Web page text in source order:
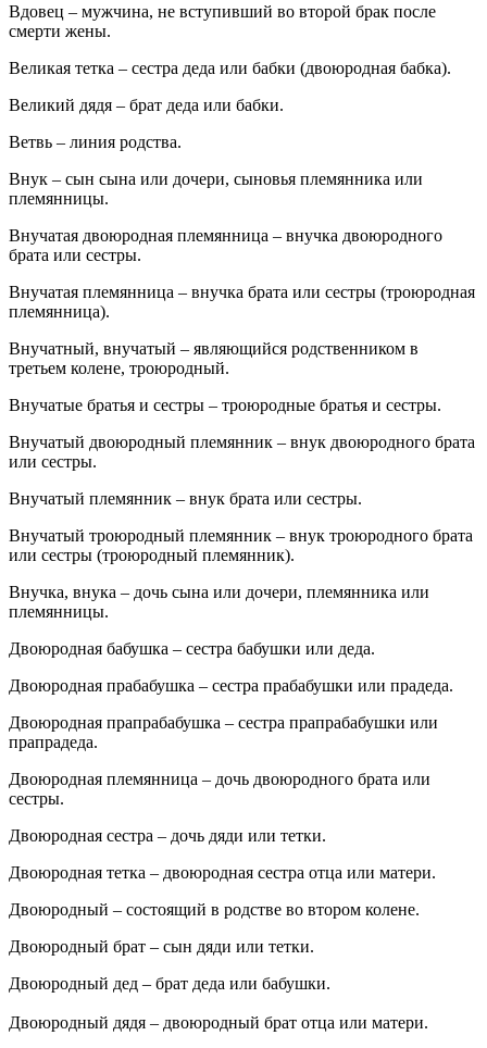
Вдовец – мужчина, не вступивший во второй брак после
смерти жены.
Великая тетка – сестра деда или бабки (двоюродная бабка).
Великий дядя – брат деда или бабки.
Ветвь – линия родства.
Внук – сын сына или дочери, сыновья племянника или
племянницы.
Внучатая двоюродная племянница – внучка двоюродного
брата или сестры.
Внучатая племянница – внучка брата или сестры (троюродная
племянница).
Внучатный, внучатый – являющийся родственником в
третьем колене, троюродный.
Внучатые братья и сестры – троюродные братья и сестры.
Внучатый двоюродный племянник – внук двоюродного брата
или сестры.
Внучатый племянник – внук брата или сестры.
Внучатый троюродный племянник – внук троюродного брата
или сестры (троюродный племянник).
Внучка, внука – дочь сына или дочери, племянника или
племянницы.
Двоюродная бабушка – сестра бабушки или деда.
Двоюродная прабабушка – сестра прабабушки или прадеда.
Двоюродная прапрабабушка – сестра прапрабабушки или
прапрадеда.
Двоюродная племянница – дочь двоюродного брата или
сестры.
Двоюродная сестра – дочь дяди или тетки.
Двоюродная тетка – двоюродная сестра отца или матери.
Двоюродный – состоящий в родстве во втором колене.
Двоюродный брат – сын дяди или тетки.
Двоюродный дед – брат деда или бабушки.
Двоюродный дядя – двоюродный брат отца или матери.